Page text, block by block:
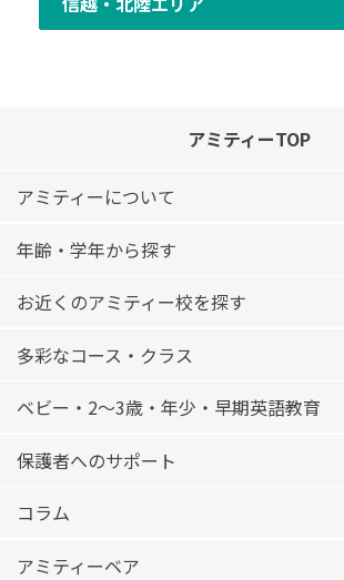
アミティーTOP
アミティーについて
年齢・学年から探す
お近くのアミティー校を探す
多彩なコース・クラス
ベビー・2〜3歳・年少・早期英語教育
保護者へのサポート
コラム
アミティーベア